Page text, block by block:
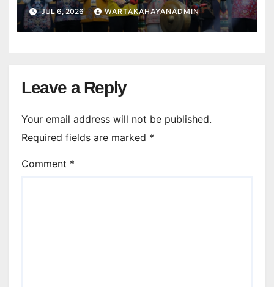
JUL 6, 2026 WARTAKAHAYANADMIN
Leave a Reply
Your email address will not be published.
Required fields are marked *
Comment *